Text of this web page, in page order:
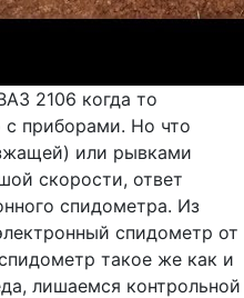
2106 когда то
с приборами. Но что
или рывками
скорости, ответ
спидометра. Из
спидометр от
такое же как и
лишаемся контрольной